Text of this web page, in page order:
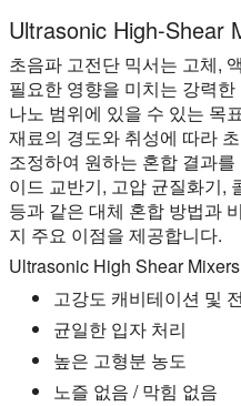
Ultrasonic High-Shear
초음파 고전단 믹서는 고체,
필요한 영향을 미치는 강력
나노 범위에 있을 수 있는 목
재료의 경도와 취성에 따라
조정하여 원하는 혼합 결과
이드 교반기, 고압 균질화기,
등과 같은 대체 혼합 방법과
지 주요 이점을 제공합니다.
Ultrasonic High Shear
고강도 캐비테이션 및
균일한 입자 처리
높은 고형분 농도
노즐 없음 / 막힘 없음